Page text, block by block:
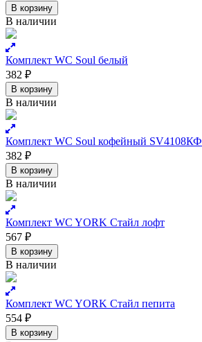
В корзину
В наличии
Комплект WC Soul белый
382 ₽
В корзину
В наличии
Комплект WC Soul кофейный SV4108КФ
382 ₽
В корзину
В наличии
Комплект WC YORK Стайл лофт
567 ₽
В корзину
В наличии
Комплект WC YORK Стайл пепита
554 ₽
В корзину